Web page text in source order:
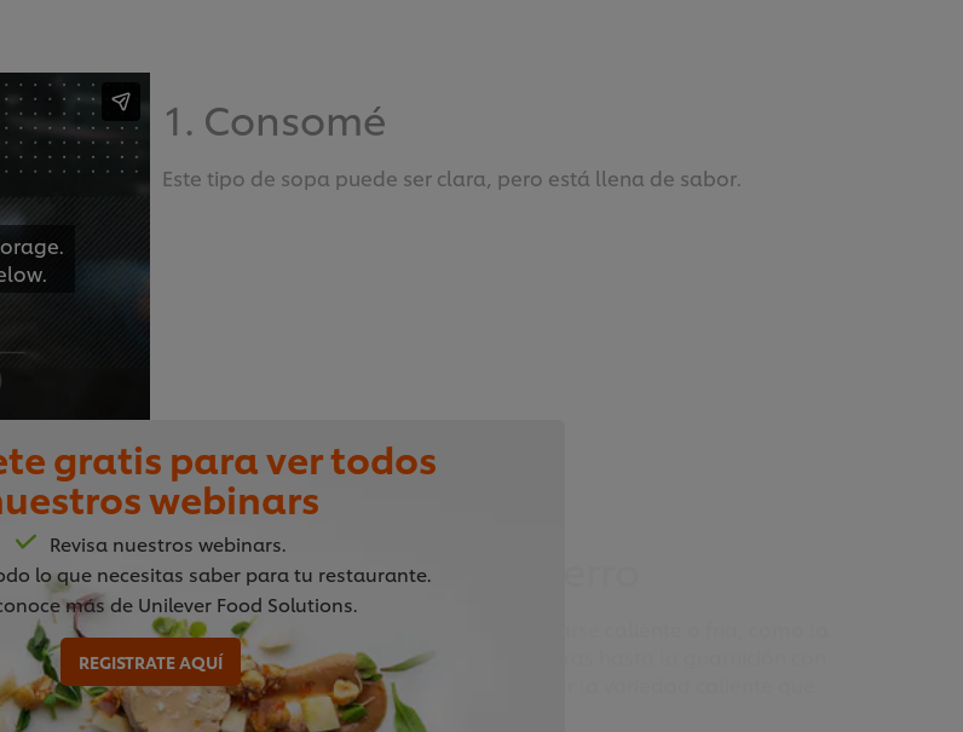
03:59
1. Consomé
Este tipo de sopa puede ser clara, pero está llena de sabor.
2. Sopa de papa y puerro
Esta sopa ligera y sabrosa puede prepararse caliente o fría, como la
vichyssoise. Desde la cocción de las verduras hasta la guarnición con
cebollín, el Chef Vusi le explica cómo crear la variedad caliente que
adoran muchos comensales.
gratis para ver todos
webinars
Revisa nuestros webinars.
lo que necesitas saber para tu restaurante.
más de Unilever Food Solutions.
REGISTRATE AQUÍ